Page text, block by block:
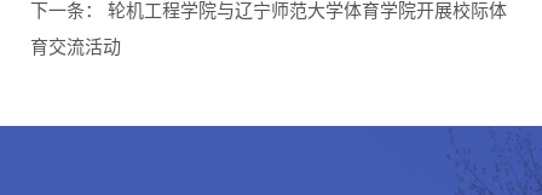
下一条： 轮机工程学院与辽宁师范大学体育学院开展校际体
育交流活动